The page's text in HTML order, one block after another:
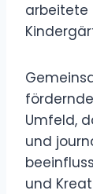
arbeitete
Umfeld,
und
und